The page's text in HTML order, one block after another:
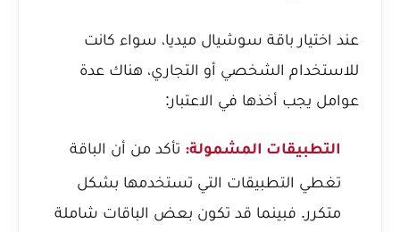
عند اختيار باقة سوشيال ميديا، سواء كانت
للاستخدام الشخصي أو التجاري، هناك عدة
عوامل يجب أخذها في الاعتبار:
التطبيقات المشمولة: تأكد من أن الباقة
تغطي التطبيقات التي تستخدمها بشكل
متكرر. فبينما قد تكون بعض الباقات شاملة